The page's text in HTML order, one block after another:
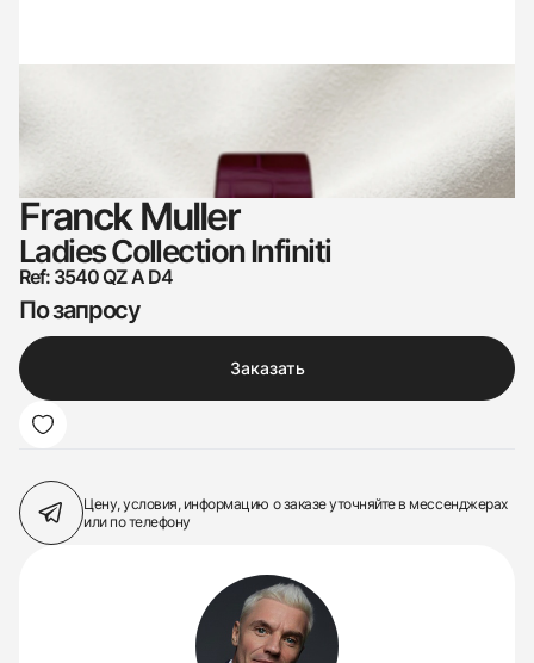
Franck Muller
Ladies Collection Infiniti
Ref: 3540 QZ A D4
По запросу
Заказать
Цену, условия, информацию о заказеуточняйте в мессенджерах
или по телефону